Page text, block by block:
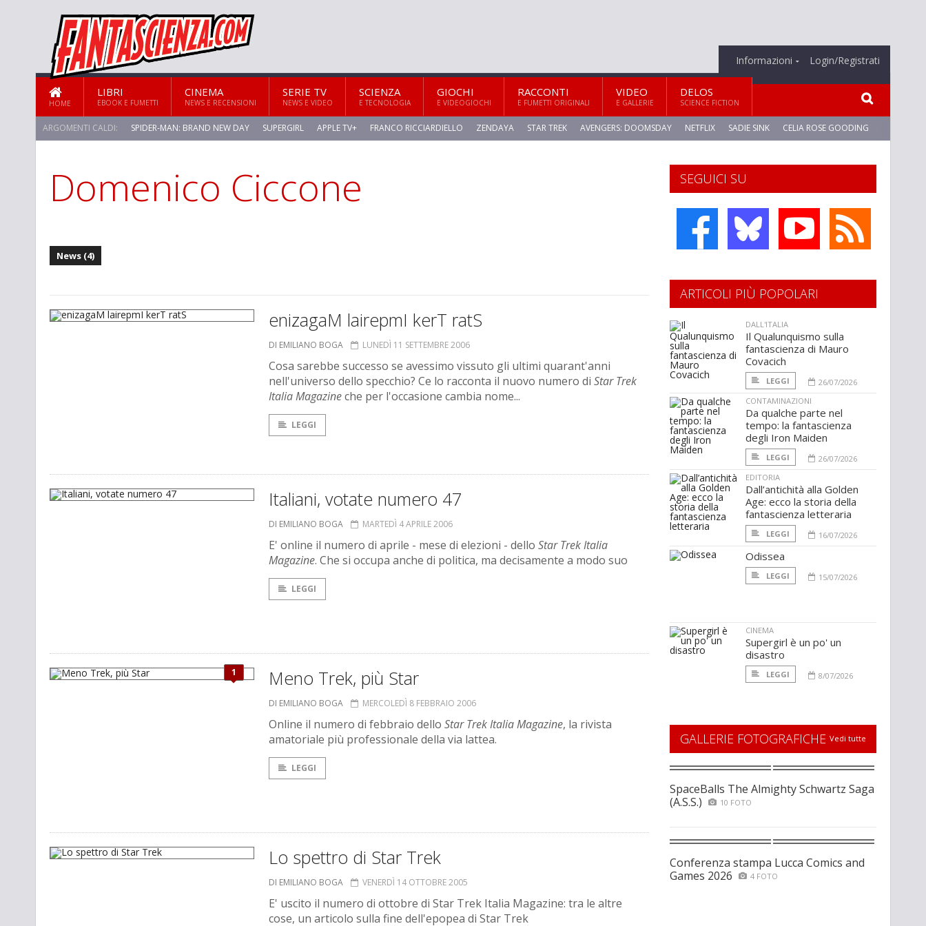
Informazioni Login/Registrati
HOME
LIBRI
EBOOK E FUMETTI
CINEMA
NEWS E RECENSIONI
SERIE TV
NEWS E VIDEO
SCIENZA
E TECNOLOGIA
GIOCHI
E VIDEOGIOCHI
RACCONTI
E FUMETTI ORIGINALI
VIDEO
E GALLERIE
DELOS
SCIENCE FICTION
ARGOMENTI CALDI: SPIDER-MAN: BRAND NEW DAY SUPERGIRL APPLE TV+ FRANCO RICCIARDIELLO ZENDAYA STAR TREK AVENGERS: DOOMSDAY NETFLIX SADIE SINK CELIA ROSE GOODING
Domenico Ciccone
News (4)
enizagaM lairepmI kerT ratS
DI EMILIANO BOGA LUNEDÌ 11 SETTEMBRE 2006
Cosa sarebbe successo se avessimo vissuto gli ultimi quarant'anni
nell'universo dello specchio? Ce lo racconta il nuovo numero di Star Trek
Italia Magazineche per l'occasione cambia nome...
LEGGI
Italiani, votate numero 47
DI EMILIANO BOGA MARTEDÌ 4 APRILE 2006
E' online il numero di aprile - mese di elezioni - dello Star Trek Italia
Magazine. Che si occupa anche di politica, ma decisamente a modo suo
LEGGI
1 Meno Trek, più Star
DI EMILIANO BOGA MERCOLEDÌ 8 FEBBRAIO 2006
Online il numero di febbraio dello Star Trek Italia Magazine, la rivista
amatoriale più professionale della via lattea.
LEGGI
Lo spettro di Star Trek
DI EMILIANO BOGA VENERDÌ 14 OTTOBRE 2005
E' uscito il numero di ottobre di Star Trek Italia Magazine: tra le altre
cose, un articolo sulla fine dell'epopea di Star Trek
SEGUICI SU
ARTICOLI PIÙ POPOLARI
DALL'ITALIA
Il Qualunquismo sulla
fantascienza di Mauro
Covacich
LEGGI
26/07/2026
CONTAMINAZIONI
Da qualche parte nel
tempo: la fantascienza
degli Iron Maiden
LEGGI
26/07/2026
EDITORIA
Dall’antichità alla Golden
Age: ecco la storia della
fantascienza letteraria
LEGGI 16/07/2026
Odissea
LEGGI 15/07/2026
CINEMA
Supergirl è un po' un
disastro
LEGGI 8/07/2026
GALLERIE FOTOGRAFICHE Vedi tutte
SpaceBalls The Almighty Schwartz Saga
(A.S.S.)
10 FOTO
Conferenza stampa Lucca Comics and
Games 2026
4 FOTO